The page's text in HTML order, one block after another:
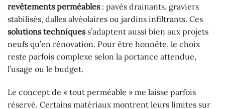
revêtements perméables: pavés drainants, graviers
stabilisés, dalles alvéolaires ou jardins infiltrants. Ces
solutions techniquess’adaptent aussi bien aux projets
neufs qu’en rénovation. Pour être honnête, le choix
reste parfois complexe selon la portance attendue,
l’usage ou le budget.
Le concept de « tout perméable » me laisse parfois
réservé. Certains matériaux montrent leurs limites sur